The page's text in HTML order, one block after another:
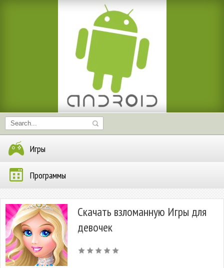
Игры
Программы
Скачать взломанную Игры для
девочек